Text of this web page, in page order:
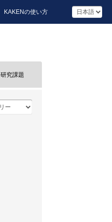
KAKENの使い方
研究課題